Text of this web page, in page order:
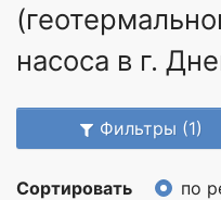
насоса в г.
Фильтры (1)
Сортировать по